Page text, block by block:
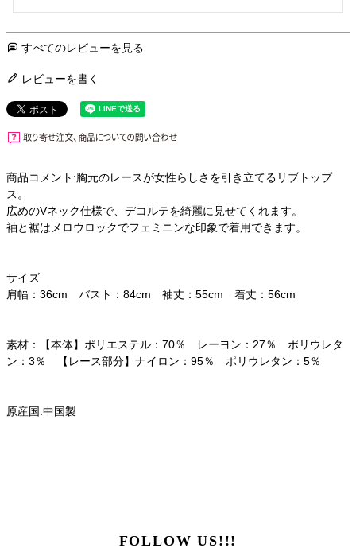
すべてのレビューを見る
レビューを書く
商品コメント:胸元のレースが女性らしさを引き立てるリブトップ
ス。
広めのVネック仕様で、デコルテを綺麗に見せてくれます。
袖と裾はメロウロックでフェミニンな印象で着用できます。
サイズ
肩幅：36cm バスト：84cm 袖丈：55cm 着丈：56cm
素材：【本体】ポリエステル：70％ レーヨン：27％ ポリウレタ
ン：3％ 【レース部分】ナイロン：95％ ポリウレタン：5％
原産国:中国製
FOLLOW US!!!